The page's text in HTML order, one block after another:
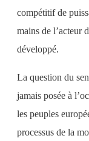
compétitif de
mains de l’acteur
développé.
La question du
jamais posée à
les peuples
processus de la